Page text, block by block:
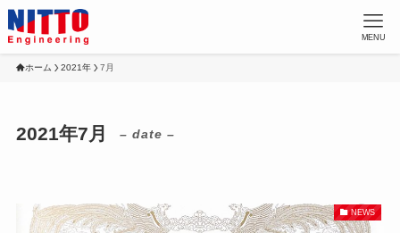
MENU
ホーム 2021年 7月
2021年7月 – date –
NEWS